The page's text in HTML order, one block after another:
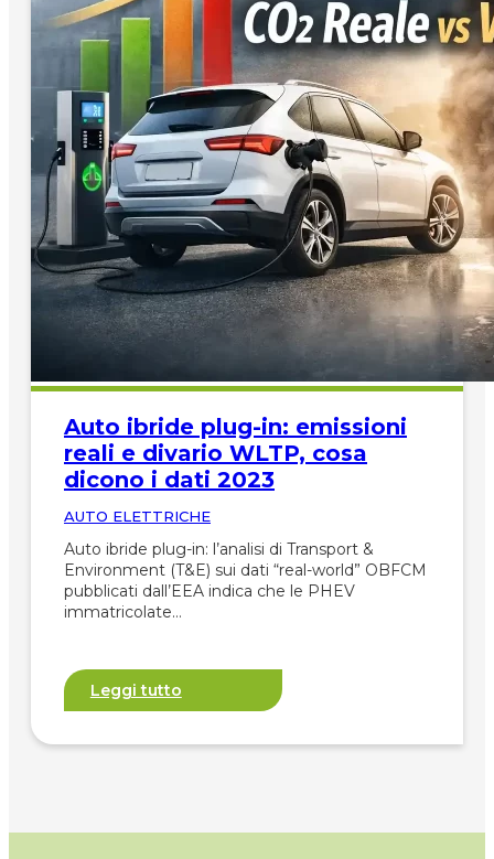
Auto ibride plug-in: emissioni
reali e divario WLTP, cosa
dicono i dati 2023
AUTO ELETTRICHE
Auto ibride plug-in: l’analisi di Transport &
Environment (T&E) sui dati “real-world” OBFCM
pubblicati dall’EEA indica che le PHEV
immatricolate…
Leggi tutto